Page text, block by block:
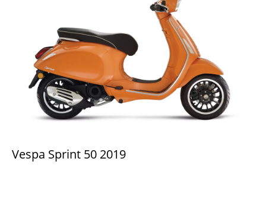
Vespa Sprint 50 2019